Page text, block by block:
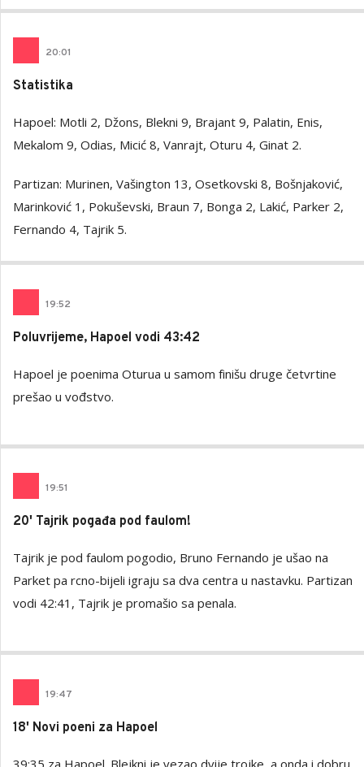
20:01
Statistika
Hapoel: Motli 2, Džons, Blekni 9, Brajant 9, Palatin, Enis,
Mekalom 9, Odias, Micić 8, Vanrajt, Oturu 4, Ginat 2.
Partizan: Murinen, Vašington 13, Osetkovski 8, Bošnjaković,
Marinković 1, Pokuševski, Braun 7, Bonga 2, Lakić, Parker 2,
Fernando 4, Tajrik 5.
19:52
Poluvrijeme, Hapoel vodi 43:42
Hapoel je poenima Oturua u samom finišu druge četvrtine
prešao u vođstvo.
19:51
20' Tajrik pogađa pod faulom!
Tajrik je pod faulom pogodio, Bruno Fernando je ušao na
Parket pa rcno-bijeli igraju sa dva centra u nastavku. Partizan
vodi 42:41, Tajrik je promašio sa penala.
19:47
18' Novi poeni za Hapoel